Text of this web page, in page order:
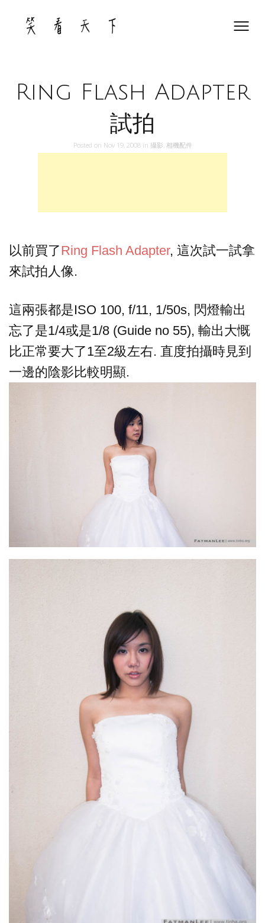
content
Ring Flash Adapter
試拍
Posted on Nov 19, 2008 in 攝影, 相機配件
以前買了Ring Flash Adapter, 這次試一試拿
來試拍人像.
這兩張都是ISO 100, f/11, 1/50s, 閃燈輸出
忘了是1/4或是1/8 (Guide no 55), 輸出大慨
比正常要大了1至2級左右. 直度拍攝時見到
一邊的陰影比較明顯.